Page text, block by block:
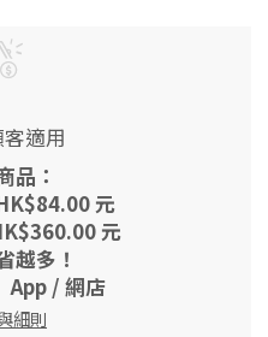
適用
品：
元
元
越多！
App / 網店
細則